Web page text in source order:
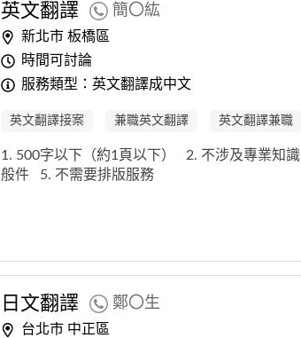
英文翻譯 簡〇紘
新北市 板橋區
時間可討論
服務類型：英文翻譯成中文
英文翻譯接案 兼職英文翻譯 英文翻譯兼職
1. 500字以下（約1頁以下） 2. 不涉及專業知識
般件
5. 不需要排版服務
日文翻譯 鄭〇生
台北市 中正區